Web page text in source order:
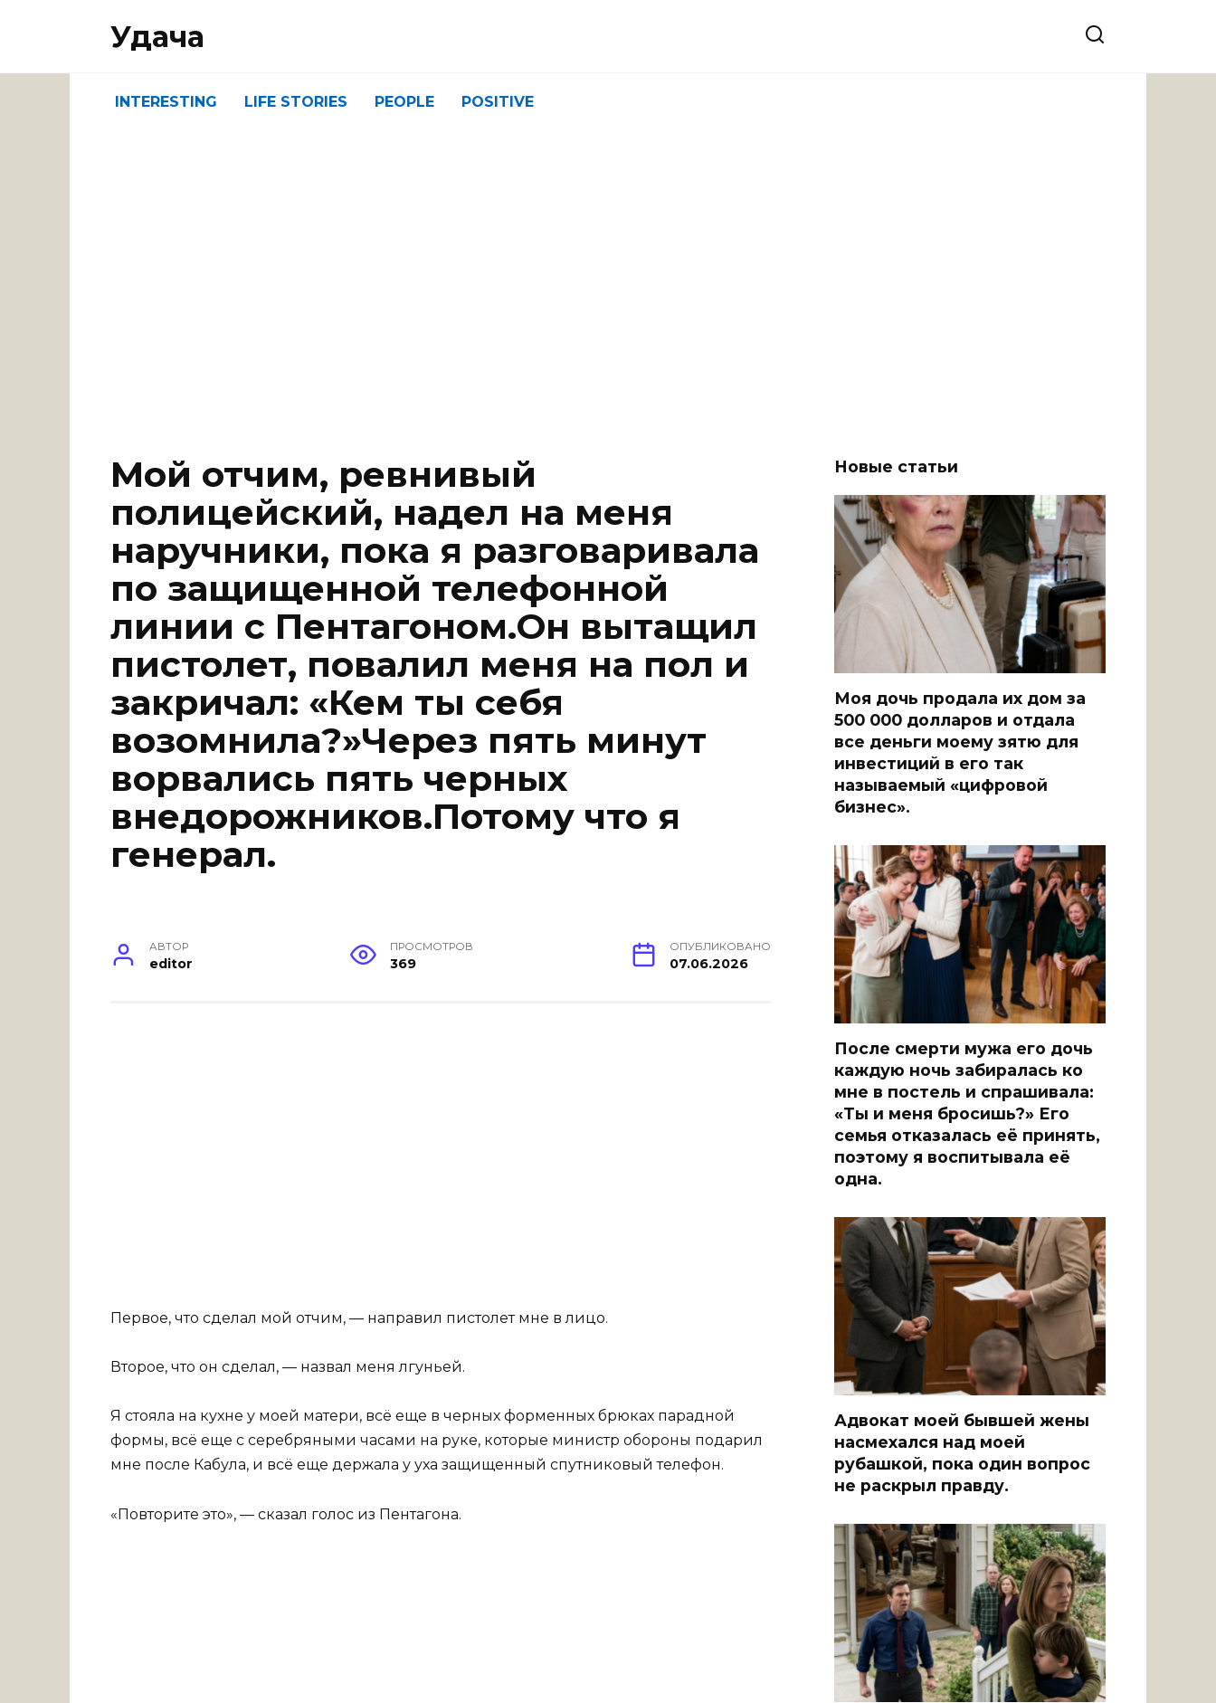
Удача
INTERESTING LIFE STORIES PEOPLE POSITIVE
Мой отчим, ревнивый
полицейский, надел на меня
наручники, пока я разговаривала
по защищенной телефонной
линии с Пентагоном.Он вытащил
пистолет, повалил меня на пол и
закричал: «Кем ты себя
возомнила?»Через пять минут
ворвались пять черных
внедорожников.Потому что я
генерал.
АВТОР
editor
ПРОСМОТРОВ
369
ОПУБЛИКОВАНО
07.06.2026
Первое, что сделал мой отчим, — направил пистолет мне в лицо.
Второе, что он сделал, — назвал меня лгуньей.
Я стояла на кухне у моей матери, всё еще в черных форменных брюках парадной
формы, всё еще с серебряными часами на руке, которые министр обороны подарил
мне после Кабула, и всё еще держала у уха защищенный спутниковый телефон.
«Повторите это», — сказал голос из Пентагона.
Новые статьи
Моя дочь продала их дом за
500 000 долларов и отдала
все деньги моему зятю для
инвестиций в его так
называемый «цифровой
бизнес».
После смерти мужа его дочь
каждую ночь забиралась ко
мне в постель и спрашивала:
«Ты и меня бросишь?» Его
семья отказалась её принять,
поэтому я воспитывала её
одна.
Адвокат моей бывшей жены
насмехался над моей
рубашкой, пока один вопрос
не раскрыл правду.